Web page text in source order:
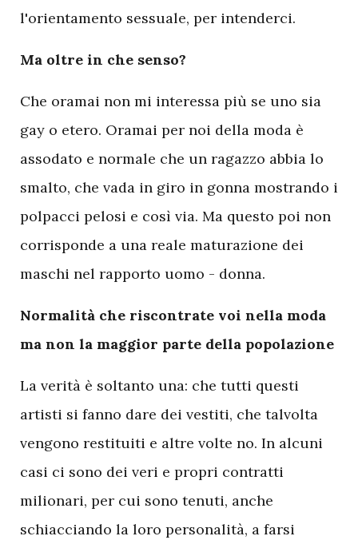
l'orientamento sessuale, per intenderci.
Ma oltre in che senso?
Che oramai non mi interessa più se uno sia
gay o etero. Oramai per noi della moda è
assodato e normale che un ragazzo abbia lo
smalto, che vada in giro in gonna mostrando i
polpacci pelosi e così via. Ma questo poi non
corrisponde a una reale maturazione dei
maschi nel rapporto uomo - donna.
Normalità che riscontrate voi nella moda
ma non la maggior parte della popolazione
La verità è soltanto una: che tutti questi
artisti si fanno dare dei vestiti, che talvolta
vengono restituiti e altre volte no. In alcuni
casi ci sono dei veri e propri contratti
milionari, per cui sono tenuti, anche
schiacciando la loro personalità, a farsi